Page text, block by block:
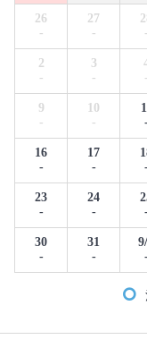
26
-
27
-
-
2
-
3
-
-
9
-
10
-
16
-
17
-
23
-
24
-
30
-
31
-